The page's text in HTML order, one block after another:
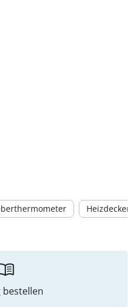
Heizdecken
bestellen